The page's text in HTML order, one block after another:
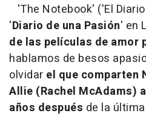
'The Notebook' ('El
'Diario de una Pasión' en
de las películas de amor
hablamos de besos
olvidar el que comparten
Allie (Rachel McAdams)
años después de la